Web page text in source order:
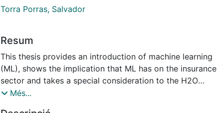
Torra Porras, Salvador
Resum
This thesis provides an introduction of machine learning
(ML), shows the implication that ML has on the insurance
sector and takes a special consideration to the H2O
ensemble modelling approach for the insurance claim
Més...